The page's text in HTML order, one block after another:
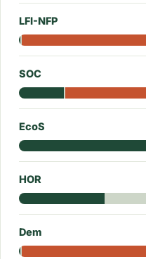
LFI-NFP
SOC
EcoS
HOR
Dem